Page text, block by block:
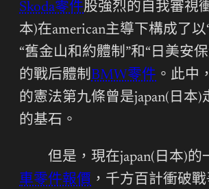
Skoda零件股強烈的自我審視
本)在american主導下構成了以
“舊金山和約體制”和“日美安
的戰后體制BMW零件 。此中
的憲法第九條曾是japan(日本)
的基石。
但是，現在japan(日本)的
車零件報價 ，千方百計衝破